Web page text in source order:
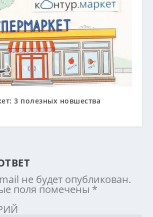
3 полезных новшества
не будет опубликован.
поля помечены *